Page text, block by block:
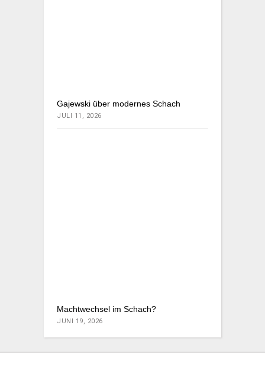
Gajewski über modernes Schach
JULI 11, 2026
Machtwechsel im Schach?
JUNI 19, 2026